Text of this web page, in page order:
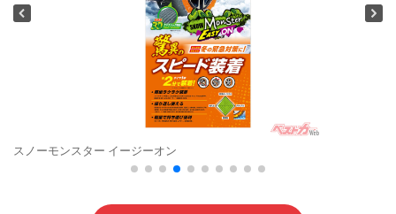
スノーモンスター イージーオン